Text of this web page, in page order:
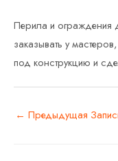
Перила и ограждения
заказывать у
под конструкцию и
← Предыдущая